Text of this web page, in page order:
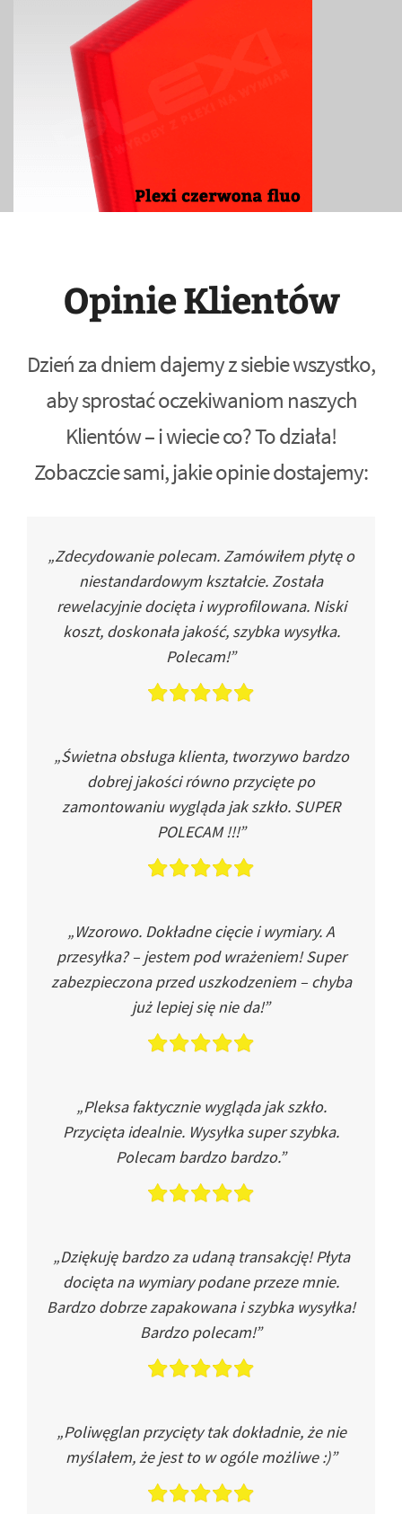
Opinie Klientów
Dzień za dniem dajemy z siebie wszystko,
aby sprostać oczekiwaniom naszych
Klientów – i wiecie co? To działa!
Zobaczcie sami, jakie opinie dostajemy:
„Zdecydowanie polecam. Zamówiłem płytę o
niestandardowym kształcie. Została
rewelacyjnie docięta i wyprofilowana. Niski
koszt, doskonała jakość, szybka wysyłka.
Polecam!”
„Świetna obsługa klienta, tworzywo bardzo
dobrej jakości równo przycięte po
zamontowaniu wygląda jak szkło. SUPER
POLECAM !!!”
„Wzorowo. Dokładne cięcie i wymiary. A
przesyłka? – jestem pod wrażeniem! Super
zabezpieczona przed uszkodzeniem – chyba
już lepiej się nie da!”
„Pleksa faktycznie wygląda jak szkło.
Przycięta idealnie. Wysyłka super szybka.
Polecam bardzo bardzo.”
„Dziękuję bardzo za udaną transakcję! Płyta
docięta na wymiary podane przeze mnie.
Bardzo dobrze zapakowana i szybka wysyłka!
Bardzo polecam!”
„Poliwęglan przycięty tak dokładnie, że nie
myślałem, że jest to w ogóle możliwe :)”